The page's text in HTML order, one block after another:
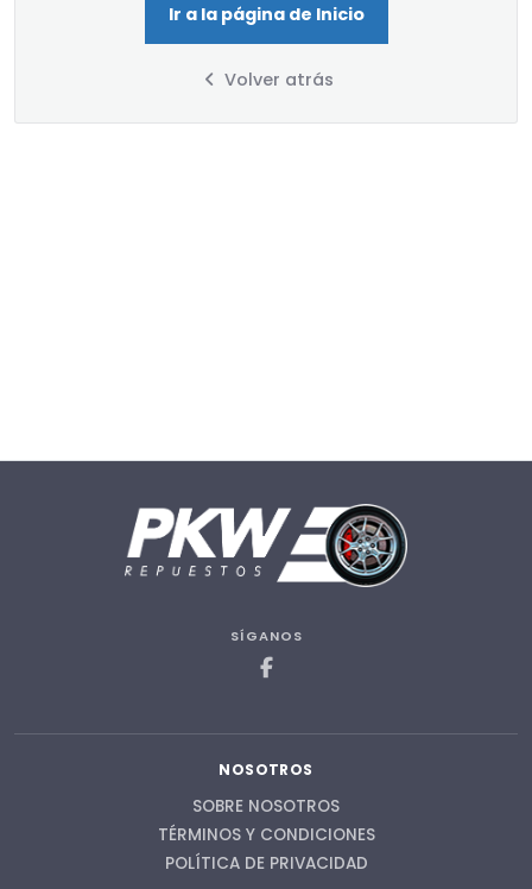
Ir a la página de Inicio
Volver atrás
SÍGANOS
NOSOTROS
SOBRE NOSOTROS
TÉRMINOS Y CONDICIONES
POLÍTICA DE PRIVACIDAD